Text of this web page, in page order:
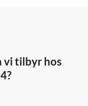
vi tilbyr hos